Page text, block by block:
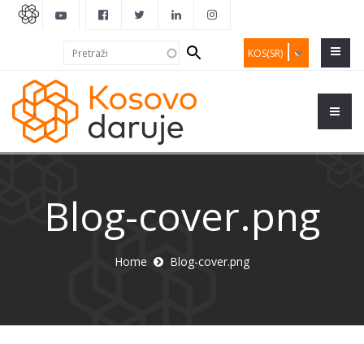
KOS(SR)
Search
form
Blog-cover.png
Home Blog-cover.png